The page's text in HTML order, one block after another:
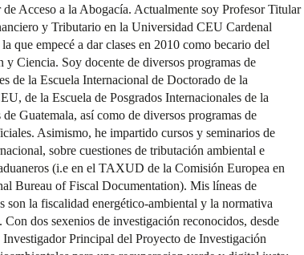
Acceso a la Abogacía. Actualmente soy Profesor Titular
y Tributario en la Universidad CEU Cardenal
que empecé a dar clases en 2010 como becario del
Ciencia. Soy docente de diversos programas de
de la Escuela Internacional de Doctorado de la
de la Escuela de Posgrados Internacionales de la
Guatemala, así como de diversos programas de
Asimismo, he impartido cursos y seminarios de
sobre cuestiones de tributación ambiental e
(i.e en el TAXUD de la Comisión Europea en
Bureau of Fiscal Documentation). Mis líneas de
son la fiscalidad energético-ambiental y la normativa
Con dos sexenios de investigación reconocidos, desde
Principal del Proyecto de Investigación